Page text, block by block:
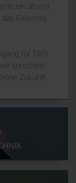
ein als mit
Gelernte
für Dich
sprechen
Zukunft.